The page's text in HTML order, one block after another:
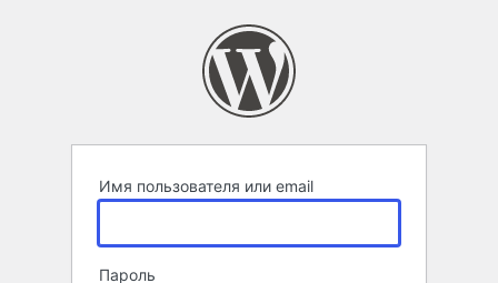
Имя пользователя или email
Пароль